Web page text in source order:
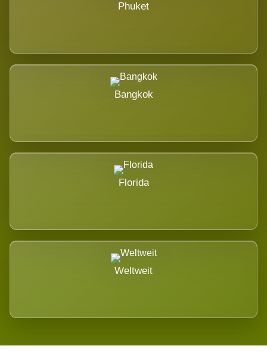
Phuket
Bangkok
Florida
Weltweit